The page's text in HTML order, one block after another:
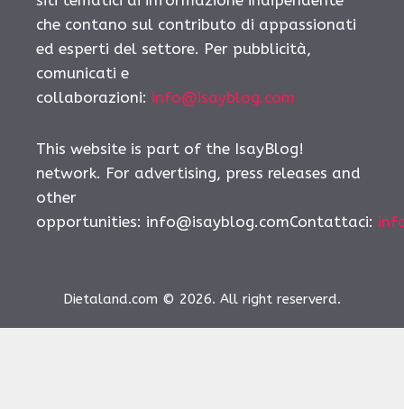
che contano sul contributo di appassionati
ed esperti del settore. Per pubblicità,
comunicati e
collaborazioni: info@isayblog.com
This website is part of the IsayBlog!
network. For advertising, press releases and
other
opportunities: info@isayblog.comContattaci:
Dietaland.com © 2026. All right reserverd.